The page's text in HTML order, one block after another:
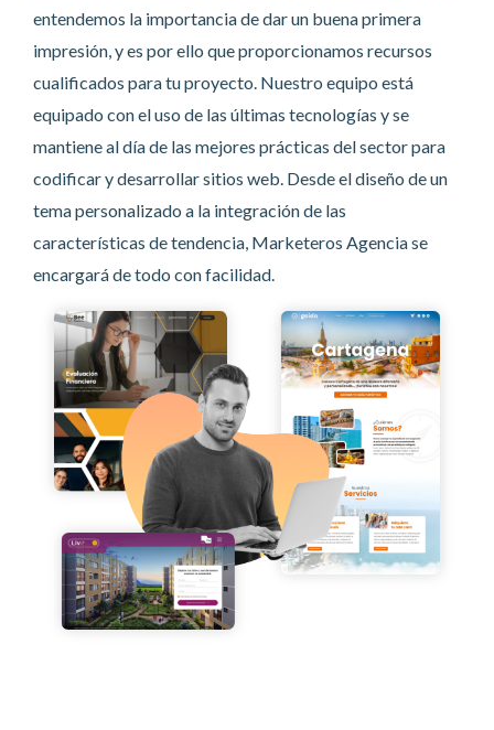
entendemos la importancia de dar un buena primera
impresión, y es por ello que proporcionamos recursos
cualificados para tu proyecto. Nuestro equipo está
equipado con el uso de las últimas tecnologías y se
mantiene al día de las mejores prácticas del sector para
codificar y desarrollar sitios web. Desde el diseño de un
tema personalizado a la integración de las
características de tendencia, Marketeros Agencia se
encargará de todo con facilidad.